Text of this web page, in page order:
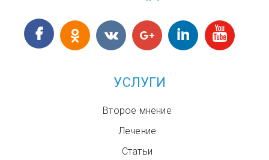
УСЛУГИ
Второе мнение
Лечение
Статьи